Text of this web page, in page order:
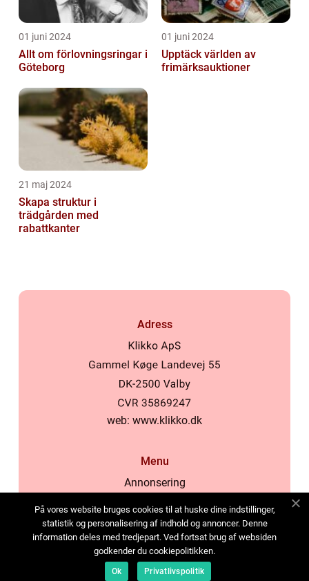
01 juni 2024
Allt om förlovningsringar i
Göteborg
01 juni 2024
Upptäck världen av
frimärksauktioner
21 maj 2024
Skapa struktur i
trädgården med
rabattkanter
Adress
web: www.klikko.dk
Menu
Annonsering
Cookies
Kontakta oss
Sitemap
På vores website bruges cookies til at huske dine indstillinger,
statistik og personalisering af indhold og annoncer. Denne
information deles med tredjepart. Ved fortsat brug af websiden
godkender du cookiepolitikken.
Ok Privatlivspolitik